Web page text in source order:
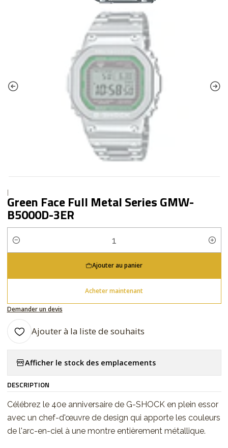
|
Green Face Full Metal Series GMW-
B5000D-3ER
Quantité
Ajouter au panier
Acheter maintenant
Demander un devis
Ajouter à la liste de souhaits
Afficher le stock des emplacements
DESCRIPTION
Célébrez le 40e anniversaire de G-SHOCK en plein essor
avec un chef-d'œuvre de design qui apporte les couleurs
de l'arc-en-ciel à une montre entièrement métallique.